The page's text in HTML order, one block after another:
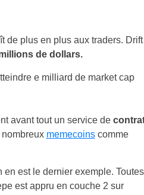
de plus en plus aux traders. Drift
de dollars.
e milliard de market cap
avant tout un service de
memecoinscomme
en est le dernier exemple. Toutes
est appru en couche 2 sur